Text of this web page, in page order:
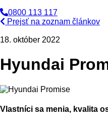
0800 113 117
Prejsť na zoznam článkov
18. október 2022
Hyundai
Vlastníci sa menia, kvalita